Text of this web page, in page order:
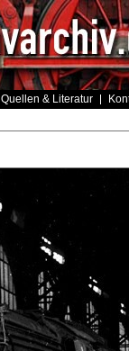
Quellen & Literatur